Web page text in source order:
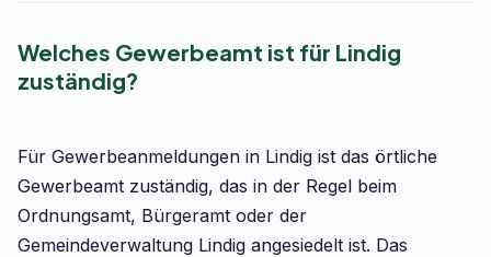
Welches Gewerbeamt ist für Lindig
zuständig?
Für Gewerbeanmeldungen in Lindig ist das örtliche
Gewerbeamt zuständig, das in der Regel beim
Ordnungsamt, Bürgeramt oder der
Gemeindeverwaltung Lindig angesiedelt ist. Das